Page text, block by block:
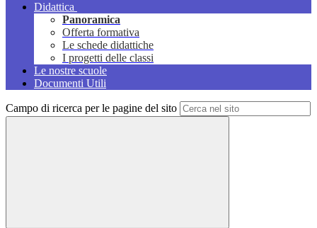
Didattica
Panoramica
Offerta formativa
Le schede didattiche
I progetti delle classi
Le nostre scuole
Documenti Utili
Campo di ricerca per le pagine del sito